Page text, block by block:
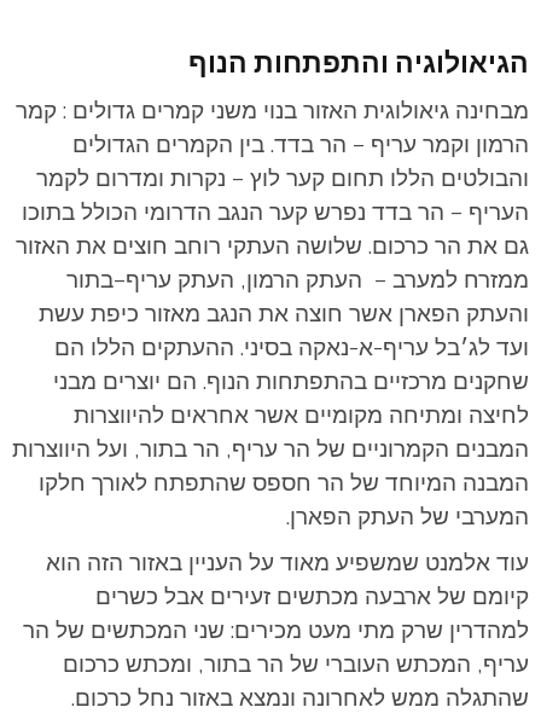
הגיאולוגיה והתפתחות הנוף
מבחינה גיאולוגית האזור בנוי משני קמרים גדולים : קמר
הרמון וקמר עריף – הר בדד. בין הקמרים הגדולים
והבולטים הללו תחום קער לוץ – נקרות ומדרום לקמר
העריף – הר בדד נפרש קער הנגב הדרומי הכולל בתוכו
גם את הר כרכום. שלושה העתקי רוחב חוצים את האזור
ממזרח למערב – העתק הרמון, העתק עריף–בתור
והעתק הפארן אשר חוצה את הנגב מאזור כיפת עשת
ועד לג׳בל עריף-א-נאקה בסיני. ההעתקים הללו הם
שחקנים מרכזיים בהתפתחות הנוף. הם יוצרים מבני
לחיצה ומתיחה מקומיים אשר אחראים להיווצרות
המבנים הקמרוניים של הר עריף, הר בתור, ועל היווצרות
המבנה המיוחד של הר חספס שהתפתח לאורך חלקו
המערבי של העתק הפארן.
עוד אלמנט שמשפיע מאוד על העניין באזור הזה הוא
קיומם של ארבעה מכתשים זעירים אבל כשרים
למהדרין שרק מתי מעט מכירים: שני המכתשים של הר
עריף, המכתש העוברי של הר בתור, ומכתש כרכום
שהתגלה ממש לאחרונה ונמצא באזור נחל כרכום.